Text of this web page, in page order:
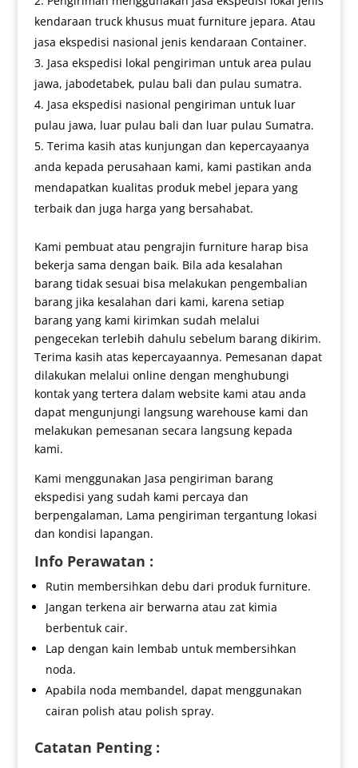
kendaraan truck khusus muat furniture jepara. Atau
jasa ekspedisi nasional jenis kendaraan Container.
Jasa ekspedisi lokal pengiriman untuk area pulau
jawa, jabodetabek, pulau bali dan pulau sumatra.
Jasa ekspedisi nasional pengiriman untuk luar
pulau jawa, luar pulau bali dan luar pulau Sumatra.
Terima kasih atas kunjungan dan kepercayaanya
anda kepada perusahaan kami, kami pastikan anda
mendapatkan kualitas produk mebel jepara yang
terbaik dan juga harga yang bersahabat.
Kami pembuat atau pengrajin furniture harap bisa
bekerja sama dengan baik. Bila ada kesalahan
barang tidak sesuai bisa melakukan pengembalian
barang jika kesalahan dari kami, karena setiap
barang yang kami kirimkan sudah melalui
pengecekan terlebih dahulu sebelum barang dikirim.
Terima kasih atas kepercayaannya. Pemesanan dapat
dilakukan melalui online dengan menghubungi
kontak yang tertera dalam website kami atau anda
dapat mengunjungi langsung warehouse kami dan
melakukan pemesanan secara langsung kepada
kami.
Kami menggunakan Jasa pengiriman barang
ekspedisi yang sudah kami percaya dan
berpengalaman, Lama pengiriman tergantung lokasi
dan kondisi lapangan.
Info Perawatan :
Rutin membersihkan debu dari produk furniture.
Jangan terkena air berwarna atau zat kimia
berbentuk cair.
Lap dengan kain lembab untuk membersihkan
noda.
Apabila noda membandel, dapat menggunakan
cairan polish atau polish spray.
Catatan Penting :